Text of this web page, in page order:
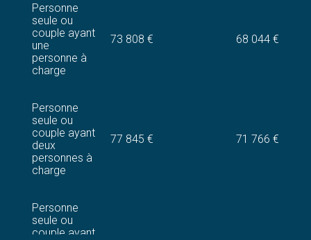
Personne
seule ou
couple ayant
une
personne à
charge
73 808 € 68 044 €
Personne
seule ou
couple ayant
deux
personnes à
charge
77 845 € 71 766 €
Personne
seule ou
couple ayant